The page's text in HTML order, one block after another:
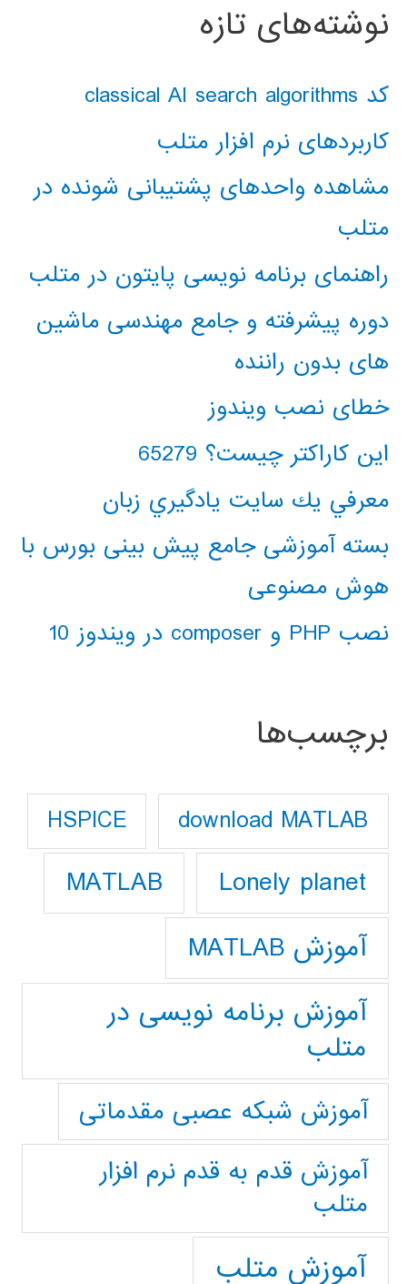
نوشته‌های تازه
کد classical AI search algorithms
کاربردهای نرم افزار متلب
مشاهده واحدهای پشتیبانی شونده در
متلب
راهنمای برنامه نویسی پایتون در متلب
دوره پیشرفته و جامع مهندسی ماشین
های بدون راننده
خطای نصب ویندوز
این کاراکتر چیست؟ 65279
معرفي يك سايت يادگيري زبان
بسته آموزشی جامع پیش بینی بورس با
هوش مصنوعی
نصب PHP و composer در ویندوز 10
برچسب‌ها
download MATLAB
HSPICE
Lonely planet
MATLAB
آموزش MATLAB
آموزش برنامه نویسی در
متلب
آموزش شبکه عصبی مقدماتی
آموزش قدم به قدم نرم افزار
متلب
آموزش متلب